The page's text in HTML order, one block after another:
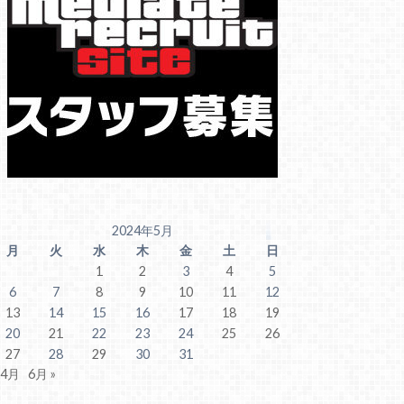
2024年5月
月
火 水 木 金 土
日
1
2 3 4
5
6
7 8 9 10 11
12
13
14 15 16 17 18
19
20
21 22 23 24 25
26
27
28 29 30
31
月
6月 »